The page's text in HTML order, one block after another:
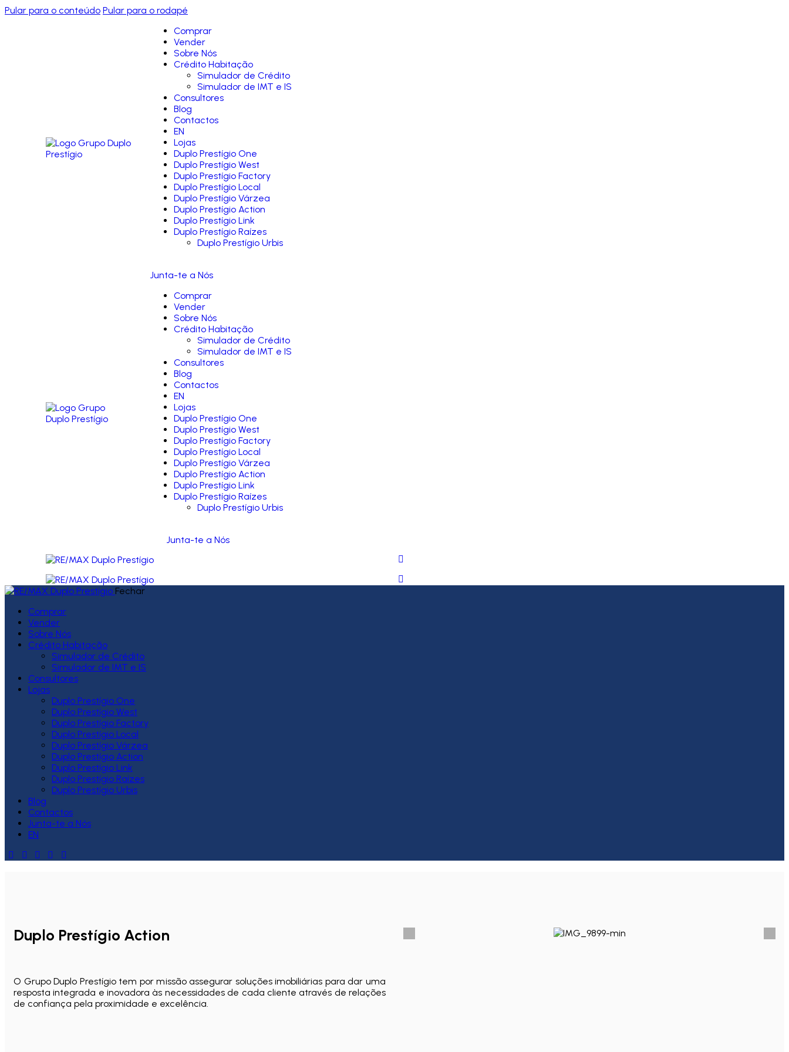
Pular para o conteúdo Pular para o rodapé
Comprar
Vender
Sobre Nós
Crédito Habitação
Simulador de Crédito
Simulador de IMT e IS
Consultores
Blog
Contactos
EN
Lojas
Duplo Prestígio One
Duplo Prestígio West
Duplo Prestígio Factory
Duplo Prestígio Local
Duplo Prestígio Várzea
Duplo Prestígio Action
Duplo Prestígio Link
Duplo Prestígio Raízes
Duplo Prestígio Urbis
Junta-te a Nós
Comprar
Vender
Sobre Nós
Crédito Habitação
Simulador de Crédito
Simulador de IMT e IS
Consultores
Blog
Contactos
EN
Lojas
Duplo Prestígio One
Duplo Prestígio West
Duplo Prestígio Factory
Duplo Prestígio Local
Duplo Prestígio Várzea
Duplo Prestígio Action
Duplo Prestígio Link
Duplo Prestígio Raízes
Duplo Prestígio Urbis
Junta-te a Nós
Fechar
Comprar
Vender
Sobre Nós
Crédito Habitação
Simulador de Crédito
Simulador de IMT e IS
Consultores
Lojas
Duplo Prestígio One
Duplo Prestígio West
Duplo Prestígio Factory
Duplo Prestígio Local
Duplo Prestígio Várzea
Duplo Prestígio Action
Duplo Prestígio Link
Duplo Prestígio Raízes
Duplo Prestígio Urbis
Blog
Contactos
Junta-te a Nós
EN
Duplo Prestígio Action
O Grupo Duplo Prestígio tem por missão assegurar soluções imobiliárias para dar uma
resposta integrada e inovadora às necessidades de cada cliente através de relações
de confiança pela proximidade e excelência.